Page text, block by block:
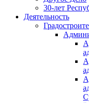
30-лет
Деятельность